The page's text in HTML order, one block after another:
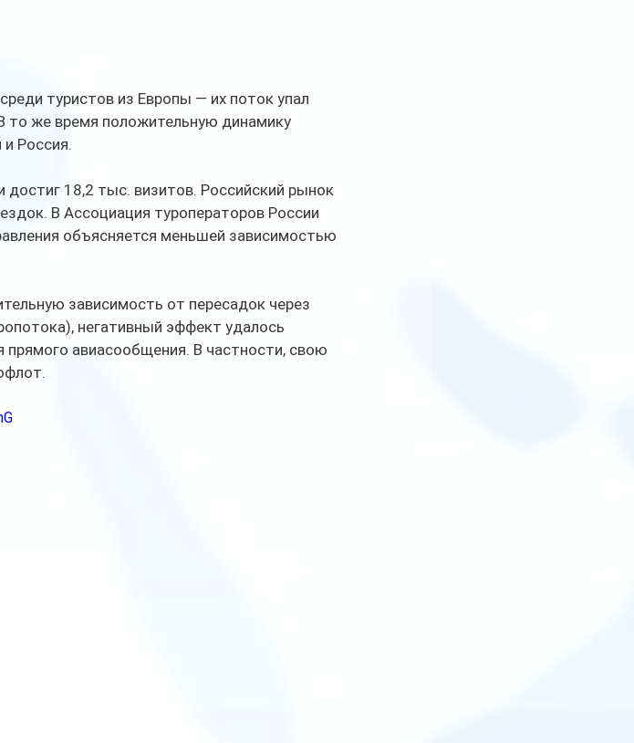
туристов из Европы — их поток упал
то же время положительную динамику
Россия.
достиг 18,2 тыс. визитов. Российский рынок
В Ассоциация туроператоров России
объясняется меньшей зависимостью
зависимость от пересадок через
негативный эффект удалось
прямого авиасообщения. В частности, свою